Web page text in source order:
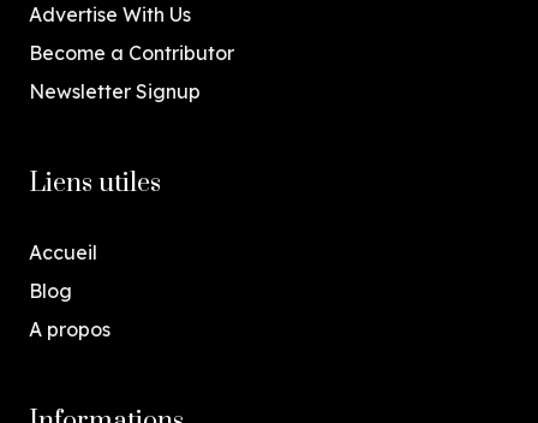
Advertise With Us
Become a Contributor
Newsletter Signup
Liens utiles
Accueil
Blog
A propos